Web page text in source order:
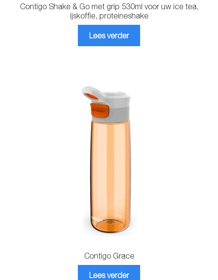
Contigo Shake & Go met grip 530ml voor uw ice tea,
ijskoffie, proteineshake
Lees verder
Contigo Grace
Lees verder